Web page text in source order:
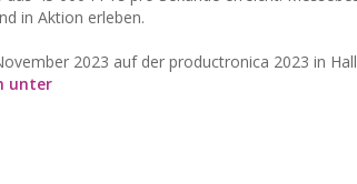
in Aktion erleben.
2023 auf der productronica 2023 in
unter